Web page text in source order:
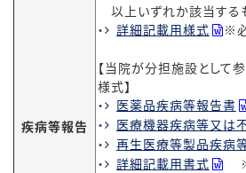
疾病等報告
以上いずれか該当する
・
詳細記載用様式 ※
【当院が分担施設として
様式】
・
医薬品疾病等報告書
・
医療機器疾病等又は
・
再生医療等製品疾病
・
詳細記載用書式 ※